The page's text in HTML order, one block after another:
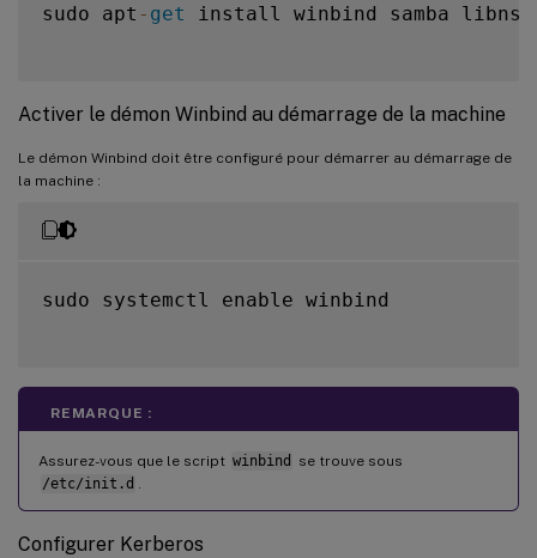
sudo apt - get install winbind samba libnss
Activer le démon Winbind au démarrage de la machine
Le démon Winbind doit être configuré pour démarrer au démarrage de
la machine :
sudo systemctl enable winbind
REMARQUE :
Assurez-vous que le script winbind
se trouve sous
/etc/init.d
Configurer Kerberos